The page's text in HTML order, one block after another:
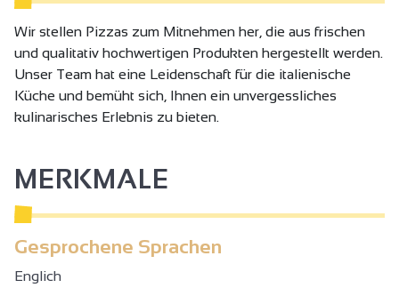
Wir stellen Pizzas zum Mitnehmen her, die aus frischen
und qualitativ hochwertigen Produkten hergestellt werden.
Unser Team hat eine Leidenschaft für die italienische
Küche und bemüht sich, Ihnen ein unvergessliches
kulinarisches Erlebnis zu bieten.
MERKMALE
Gesprochene Sprachen
Englich